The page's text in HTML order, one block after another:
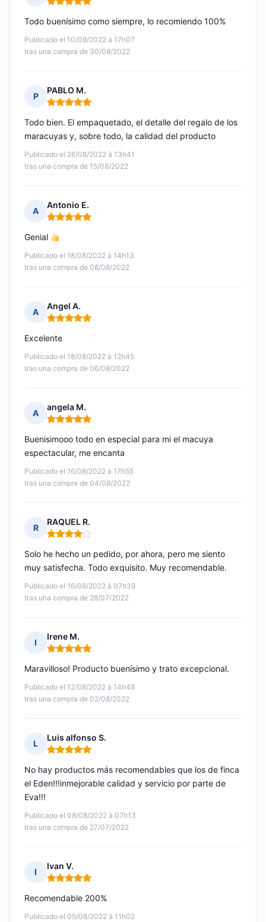
Nota: 5 de 5
Publicado el 10/09/2022 à 17h07
tras una compra de 30/08/2022
Todo buenísimo como siempre, lo recomiendo 100%
P
PABLO M.
Nota: 5 de 5
Publicado el 26/08/2022 à 13h41
tras una compra de 15/08/2022
Todo bien. El empaquetado, el detalle del regalo de los
maracuyas y, sobre todo, la calidad del producto
A
Antonio E.
Nota: 5 de 5
Publicado el 18/08/2022 à 14h13
tras una compra de 08/08/2022
Genial
A
Angel A.
Nota: 5 de 5
Publicado el 18/08/2022 à 12h45
tras una compra de 06/08/2022
Excelente
A
angela M.
Nota: 5 de 5
Publicado el 16/08/2022 à 17h55
tras una compra de 04/08/2022
Buenisimooo todo en especial para mi el macuya
espectacular, me encanta
R
RAQUEL R.
Nota: 4 de 5
Publicado el 16/08/2022 à 07h39
tras una compra de 28/07/2022
Solo he hecho un pedido, por ahora, pero me siento
muy satisfecha. Todo exquisito. Muy recomendable.
I
Irene M.
Nota: 5 de 5
Publicado el 12/08/2022 à 14h48
tras una compra de 02/08/2022
Maravilloso! Producto buenísimo y trato excepcional.
L
Luis alfonso S.
Nota: 5 de 5
Publicado el 08/08/2022 à 07h13
tras una compra de 27/07/2022
No hay productos más recomendables que los de finca
el Eden!!!inmejorable calidad y servicio por parte de
Eva!!!
I
Ivan V.
Nota: 5 de 5
Publicado el 05/08/2022 à 11h02
Recomendable 200%